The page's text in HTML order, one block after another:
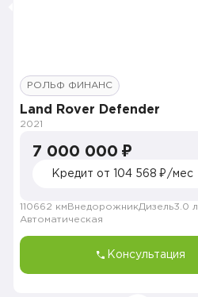
РОЛЬФ ФИНАНС
Land Rover Defender
2021
7 000 000 ₽
Кредит от 104 568 ₽/мес
110662 км ВнедорожникДизель3.0 л.
Автоматическая
Консультация